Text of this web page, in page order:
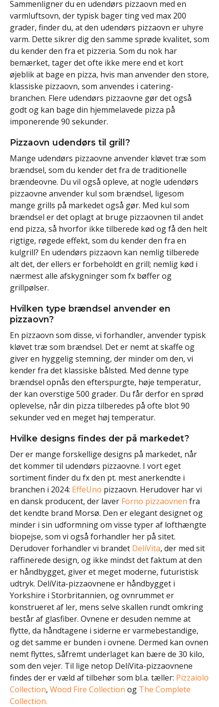
Sammenligner du en udendørs pizzaovn med en
varmluftsovn, der typisk bager ting ved max 200
grader, finder du, at den udendørs pizzaovn er uhyre
varm. Dette sikrer dig den samme sprøde kvalitet, som
du kender den fra et pizzeria. Som du nok har
bemærket, tager det ofte ikke mere end et kort
øjeblik at bage en pizza, hvis man anvender den store,
klassiske pizzaovn, som anvendes i catering-
branchen. Flere udendørs pizzaovne gør det også
godt og kan bage din hjemmelavede pizza på
imponerende 90 sekunder.
Pizzaovn udendørs til grill?
Mange udendørs pizzaovne anvender kløvet træ som
brændsel, som du kender det fra de traditionelle
brændeovne. Du vil også opleve, at nogle udendørs
pizzaovne anvender kul som brændsel, ligesom
mange grills på markedet også gør. Med kul som
brændsel er det oplagt at bruge pizzaovnen til andet
end pizza, så hvorfor ikke tilberede kød og få den helt
rigtige, røgede effekt, som du kender den fra en
kulgrill? En udendørs pizzaovn kan nemlig tilberede
alt det, der ellers er forbeholdt en grill; nemlig kød i
nærmest alle afskygninger som fx bøffer og
grillpølser.
Hvilken type brændsel anvender en
pizzaovn?
En pizzaovn som disse, vi forhandler, anvender typisk
kløvet træ som brændsel. Det er nemt at skaffe og
giver en hyggelig stemning, der minder om den, vi
kender fra det klassiske bålsted. Med denne type
brændsel opnås den efterspurgte, høje temperatur,
der kan overstige 500 grader. Du får derfor en sprød
oplevelse, når din pizza tilberedes på ofte blot 90
sekunder ved en meget høj temperatur.
Hvilke designs findes der på markedet?
Der er mange forskellige designs på markedet, når
det kommer til udendørs pizzaovne. I vort eget
sortiment finder du fx den pt. mest anerkendte i
branchen i 2024: EffeUno pizzaovn. Herudover har vi
en dansk producent, der laver Forno pizzaovnen fra
det kendte brand Morsø. Den er elegant designet og
minder i sin udformning om visse typer af lofthængte
biopejse, som vi også forhandler her på sitet.
Derudover forhandler vi brandet DeliVita, der med sit
raffinerede design, og ikke mindst det faktum at den
er håndbygget, giver et meget moderne, futuristisk
udtryk. DeliVita-pizzaovnene er håndbygget i
Yorkshire i Storbritannien, og ovnrummet er
konstrueret af ler, mens selve skallen rundt omkring
består af glasfiber. Ovnene er desuden nemme at
flytte, da håndtagene i siderne er varmebestandige,
og det samme er bunden i ovnene. Dermed kan ovnen
nemt flyttes, såfremt underlaget kan bære de 30 kilo,
som den vejer. Til lige netop DeliVita-pizzaovnene
findes der er væld af tilbehør som bl.a. tæller: Pizzaiolo
Collection, Wood Fire Collection og The Complete
Collection.